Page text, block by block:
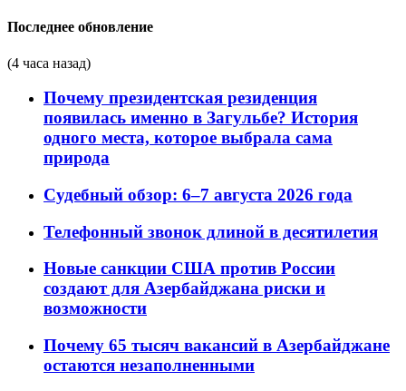
Последнее обновление
(4 часа назад)
Почему президентская резиденция
появилась именно в Загульбе? История
одного места, которое выбрала сама
природа
Судебный обзор: 6–7 августа 2026 года
Телефонный звонок длиной в десятилетия
Новые санкции США против России
создают для Азербайджана риски и
возможности
Почему 65 тысяч вакансий в Азербайджане
остаются незаполненными